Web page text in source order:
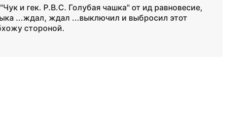
и гек. Р.В.С. Голубая чашка" от ид равновесие,
...ждал, ждал ...выключил и выбросил этот
стороной.